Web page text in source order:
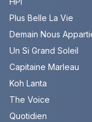
Plus Belle La Vie
Demain Nous
Un Si Grand Soleil
Capitaine Marleau
Koh Lanta
The Voice
Quotidien